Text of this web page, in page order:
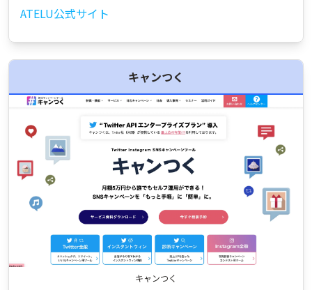
ATELU公式サイト
キャンつく
キャンつく